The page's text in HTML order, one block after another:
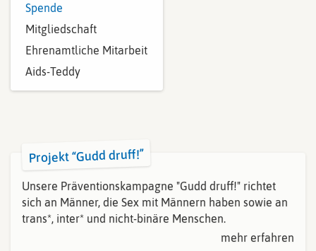
Spende
Mitgliedschaft
Ehrenamtliche Mitarbeit
Aids-Teddy
Projekt “Gudd druff!”
Unsere Präventionskampagne "Gudd druff!" richtet
sich an Männer, die Sex mit Männern haben sowie an
trans*, inter* und nicht-binäre Menschen.
mehr erfahren